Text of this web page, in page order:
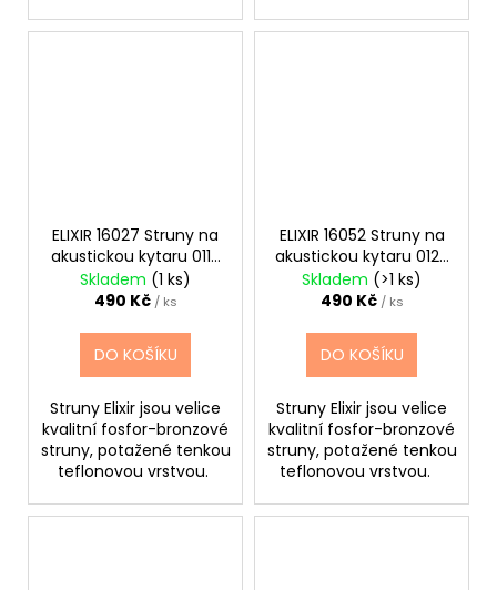
ELIXIR 16027 Struny na
akustickou kytaru 011-
52
Skladem (1 ks)
490 Kč / ks
DO KOŠÍKU
Struny Elixir jsou velice
kvalitní fosfor-bronzové
struny, potažené tenkou
teflonovou vrstvou.
ELIXIR 16052 Struny na
akustickou kytaru 012-
053
Skladem (>1 ks)
490 Kč / ks
DO KOŠÍKU
Struny Elixir jsou velice
kvalitní fosfor-bronzové
struny, potažené tenkou
teflonovou vrstvou.